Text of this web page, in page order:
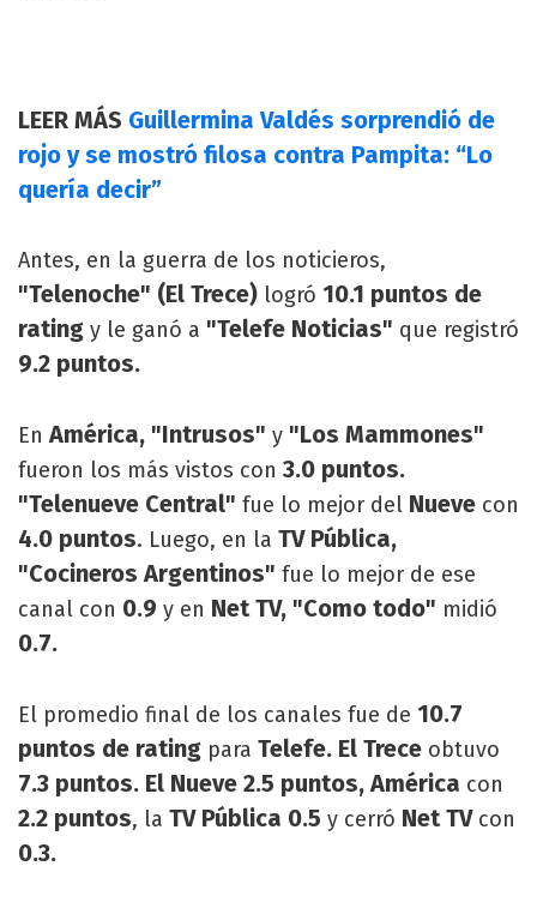
LEER MÁS Guillermina Valdés sorprendió de
rojo y se mostró filosa contra Pampita: “Lo
quería decir”
Antes, en la guerra de los noticieros,
"Telenoche" (El Trece) logró 10.1 puntos de
rating y le ganó a "Telefe Noticias" que registró
9.2 puntos.
En América, "Intrusos" y "Los Mammones"
fueron los más vistos con 3.0 puntos.
"Telenueve Central" fue lo mejor del Nueve con
4.0 puntos. Luego, en la TV Pública,
"Cocineros Argentinos" fue lo mejor de ese
canal con 0.9 y en Net TV, "Como todo" midió
0.7.
El promedio final de los canales fue de 10.7
puntos de rating para Telefe. El Trece obtuvo
7.3 puntos. El Nueve 2.5 puntos, América con
2.2 puntos, la TV Pública 0.5 y cerró Net TV con
0.3.